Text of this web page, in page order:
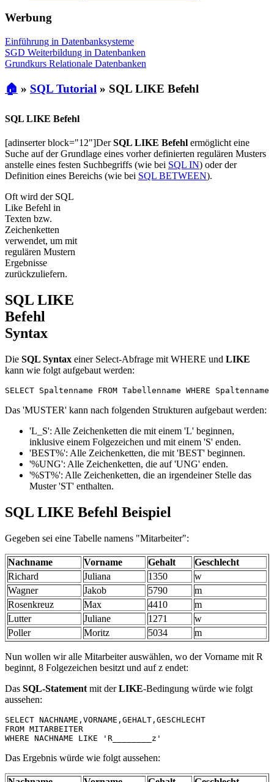
Werbung
Einführung in Datenbanksysteme
SGD Weiterbildung in Datenbanken
Grundkurs Relationale Datenbanken
🏠 » SQL Tutorial » SQL LIKE Befehl
SQL LIKE Befehl
[adinserter block="12"]DerSQL LIKE Befehl ermöglicht eine
Suche auf der Grundlage eines vorher definierten regulären Musters
anstelle eines festen Suchbegriffs (wie bei SQL IN) oder der
Definition eines Bereichs (wie bei SQL BETWEEN).
Oft wird der SQL
Like Befehl in
Texten bzw.
Zeichenketten
verwendet, um mit
regulären Mustern
Ergebnisse
zurückzuliefern.
SQL LIKE
Befehl
Syntax
Die SQL Syntax einer Select-Abfrage mit WHERE und LIKE
kann wie folgt aufgebaut werden:
SELECT Spaltenname FROM Tabellenname WHERE
Das 'MUSTER' kann nach folgenden Strukturen aufgebaut werden:
'L_S': Alle Zeichenketten die mit einem 'L' beginnen,
inklusive einem Folgezeichen und mit einem 'S' enden.
'BEST%': Alle Zeichenketten, die mit 'BEST' beginnen.
'%UNG': Alle Zeichenketten, die auf 'UNG' enden.
'%ST%': Alle Zeichenketten, die an irgendeiner Stelle das
Muster 'ST' enthalten.
SQL LIKE Befehl Beispiel
Gegeben sei eine Tabelle namens "Mitarbeiter":
Nachname Vorname Gehalt
Geschlecht
Richard
Juliana 1350
w
Wagner
Jakob 5790
m
Rosenkreuz
Max 4410
m
Lutter
Juliane 1271
w
Poller
Moritz 5034 m
Nun wollen wir alle Mitarbeiter auswählen, wo der Vorname mit R
beginnt, 8 Folgezeichen besitzt und auf z endet:
Das SQL-Statement mit derLIKE-Bedingung würde wie folgt
aussehen:
SELECT NACHNAME,VORNAME,GEHALT,GESCHLECHT
FROM MITARBEITER
WHERE NACHNAME LIKE 'R________z'
Das Ergebnis würde wie folgt aussehen: